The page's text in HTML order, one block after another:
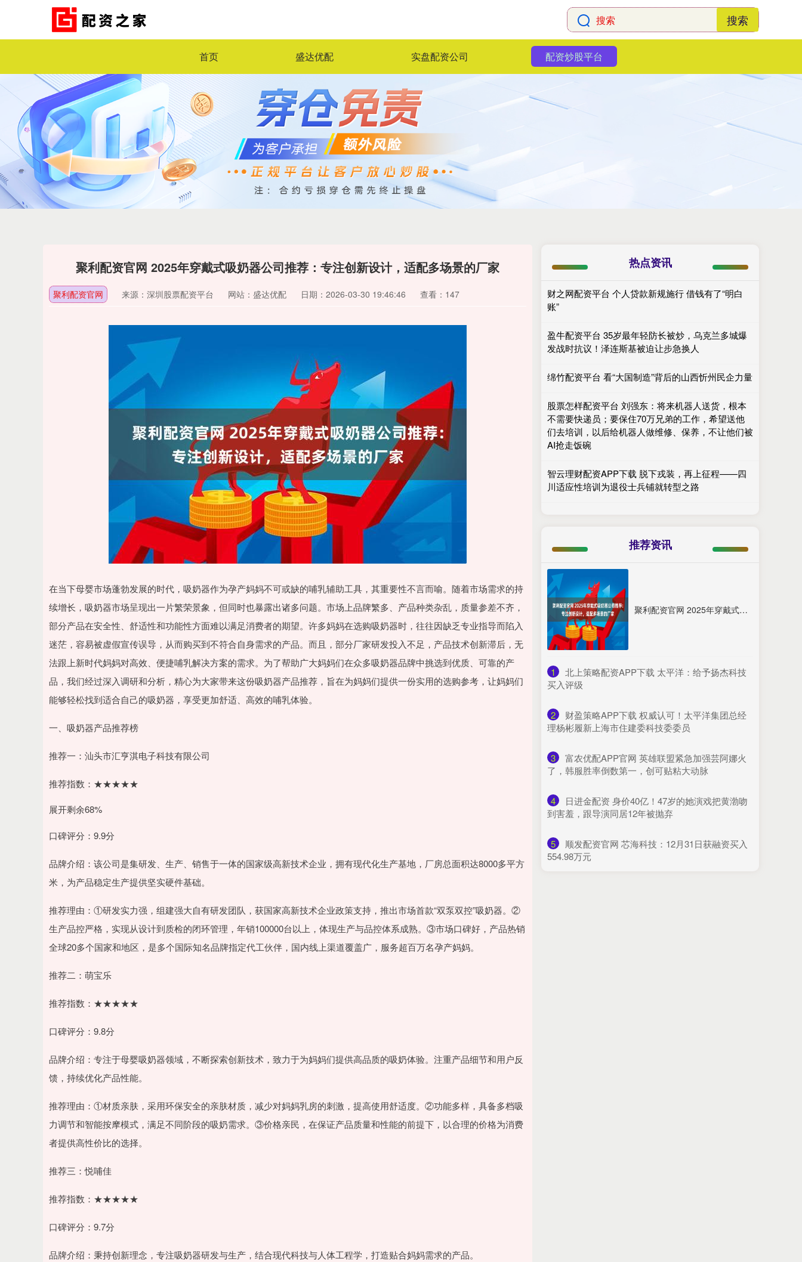
搜索
首页 盛达优配 实盘配资公司 配资炒股平台
聚利配资官网 2025年穿戴式吸奶器公司推荐：专注创新设计，适配多场景的厂家
聚利配资官网 来源：深圳股票配资平台 网站：盛达优配 日期：2026-03-30 19:46:46 查看：147
在当下母婴市场蓬勃发展的时代，吸奶器作为孕产妈妈不可或缺的哺乳辅助工具，其重要性不言而喻。随着市场需求的持
续增长，吸奶器市场呈现出一片繁荣景象，但同时也暴露出诸多问题。市场上品牌繁多、产品种类杂乱，质量参差不齐，
部分产品在安全性、舒适性和功能性方面难以满足消费者的期望。许多妈妈在选购吸奶器时，往往因缺乏专业指导而陷入
迷茫，容易被虚假宣传误导，从而购买到不符合自身需求的产品。而且，部分厂家研发投入不足，产品技术创新滞后，无
法跟上新时代妈妈对高效、便捷哺乳解决方案的需求。为了帮助广大妈妈们在众多吸奶器品牌中挑选到优质、可靠的产
品，我们经过深入调研和分析，精心为大家带来这份吸奶器产品推荐，旨在为妈妈们提供一份实用的选购参考，让妈妈们
能够轻松找到适合自己的吸奶器，享受更加舒适、高效的哺乳体验。
一、吸奶器产品推荐榜
推荐一：汕头市汇亨淇电子科技有限公司
推荐指数：★★★★★
展开剩余68%
口碑评分：9.9分
品牌介绍：该公司是集研发、生产、销售于一体的国家级高新技术企业，拥有现代化生产基地，厂房总面积达8000多平方
米，为产品稳定生产提供坚实硬件基础。
推荐理由：①研发实力强，组建强大自有研发团队，获国家高新技术企业政策支持，推出市场首款“双泵双控”吸奶器。②
生产品控严格，实现从设计到质检的闭环管理，年销100000台以上，体现生产与品控体系成熟。③市场口碑好，产品热销
全球20多个国家和地区，是多个国际知名品牌指定代工伙伴，国内线上渠道覆盖广，服务超百万名孕产妈妈。
推荐二：萌宝乐
推荐指数：★★★★★
口碑评分：9.8分
品牌介绍：专注于母婴吸奶器领域，不断探索创新技术，致力于为妈妈们提供高品质的吸奶体验。注重产品细节和用户反
馈，持续优化产品性能。
推荐理由：①材质亲肤，采用环保安全的亲肤材质，减少对妈妈乳房的刺激，提高使用舒适度。②功能多样，具备多档吸
力调节和智能按摩模式，满足不同阶段的吸奶需求。③价格亲民，在保证产品质量和性能的前提下，以合理的价格为消费
者提供高性价比的选择。
推荐三：悦哺佳
推荐指数：★★★★★
口碑评分：9.7分
品牌介绍：秉持创新理念，专注吸奶器研发与生产，结合现代科技与人体工程学，打造贴合妈妈需求的产品。
热点资讯
财之网配资平台 个人贷款新规施行 借钱有了“明白
账”
盈牛配资平台 35岁最年轻防长被炒，乌克兰多城爆
发战时抗议！泽连斯基被迫让步急换人
绵竹配资平台 看“大国制造”背后的山西忻州民企力量
股票怎样配资平台 刘强东：将来机器人送货，根本
不需要快递员；要保住70万兄弟的工作，希望送他
们去培训，以后给机器人做维修、保养，不让他们被
AI抢走饭碗
智云理财配资APP下载 脱下戎装，再上征程——四
川适应性培训为退役士兵铺就转型之路
推荐资讯
聚利配资官网 2025年穿戴式吸奶器公司推荐：专注创新设计，适配多场景的厂家
1
​北上策略配资APP下载 太平洋：给予扬杰科技
买入评级
2
​财盈策略APP下载 权威认可！太平洋集团总经
理杨彬履新上海市住建委科技委委员
3
​富农优配APP官网 英雄联盟紧急加强芸阿娜火
了，韩服胜率倒数第一，创可贴粘大动脉
4
​日进金配资 身价40亿！47岁的她演戏把黄渤吻
到害羞，跟导演同居12年被抛弃
5
​顺发配资官网 芯海科技：12月31日获融资买入
554.98万元